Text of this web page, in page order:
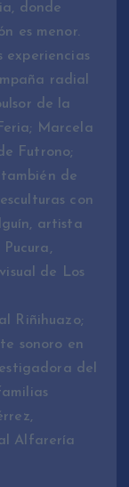
donde
es menor.
experiencias
radial
de la
Marcela
Futrono;
de
con
artista
de Los
Riñihuazo;
sonoro en
del
Alfarería